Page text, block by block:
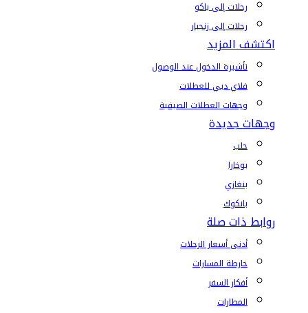
رحلات إلى باكو
رحلات إلى زنجبار
اكتشف المزيد
تأشيرة الدخول عند الوصول
فلاي دبي للعطلات
وجهات العطلات الصيفية
وجهات جديدة
حلب
بوخارا
بنغازي
بانكوك
روابط ذات صلة
أدنى أسعار الرحلات
خارطة المسارات
أفكار السفر
المطارات